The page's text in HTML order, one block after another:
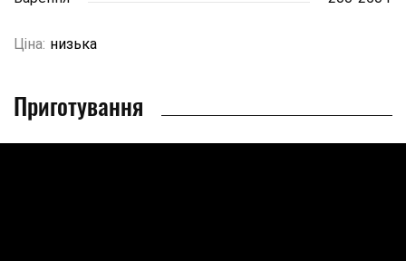
Ціна: низька
Приготування